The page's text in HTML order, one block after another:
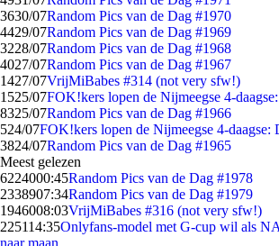
3630/07Random Pics van de Dag #1970
4429/07Random Pics van de Dag #1969
3228/07Random Pics van de Dag #1968
4027/07Random Pics van de Dag #1967
1427/07VrijMiBabes #314 (not very sfw!)
1525/07FOK!kers lopen de Nijmeegse 4-
8325/07Random Pics van de Dag #1966
524/07FOK!kers lopen de Nijmeegse 4-daagse:
3824/07Random Pics van de Dag #1965
Meest gelezen
6224000:45Random Pics van de Dag #1978
2338907:34Random Pics van de Dag #1979
1946008:03VrijMiBabes #316 (not very sfw!)
225114:35Onlyfans-model met G-cup wil als
naar maan